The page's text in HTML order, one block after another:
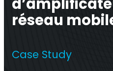
réseau
Case Study